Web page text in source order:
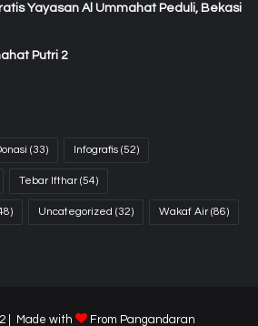
Yayasan Al Ummahat Peduli, Bekasi
Putri 2
(33) Infografis (52)
Tebar Ifthar(54)
Uncategorized (32) Wakaf Air(86)
| Made with From Pangandaran